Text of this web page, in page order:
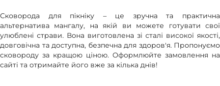
Сковорода для пікніку – це зручна та практична
альтернатива мангалу, на якій ви можете готувати свої
улюблені страви. Вона виготовлена зі сталі високої якості,
довговічна та доступна, безпечна для здоров'я. Пропонуємо
сковороду за кращою ціною. Оформлюйте замовлення на
сайті та отримайте його вже за кілька днів!